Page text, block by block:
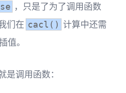
，只是了为了调用函数
们在 cacl() 计算中还需
值。
是调用函数：